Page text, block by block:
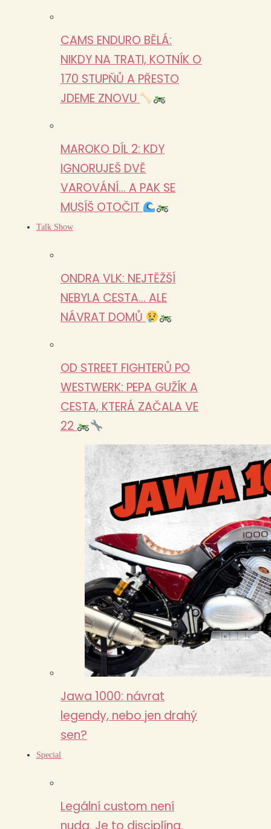
CAMS ENDURO BĚLÁ:
NIKDY NA TRATI, KOTNÍK O
170 STUPŇŮ A PŘESTO
JDEME ZNOVU
MAROKO DÍL 2: KDY
IGNORUJEŠ DVĚ
VAROVÁNÍ… A PAK SE
MUSÍŠ OTOČIT
Talk Show
ONDRA VLK: NEJTĚŽŠÍ
NEBYLA CESTA… ALE
NÁVRAT DOMŮ
OD STREET FIGHTERŮ PO
WESTWERK: PEPA GUŽÍK A
CESTA, KTERÁ ZAČALA VE
22
Jawa 1000: návrat
legendy, nebo jen drahý
sen?
Special
Legální custom není
nuda. Je to disciplína.